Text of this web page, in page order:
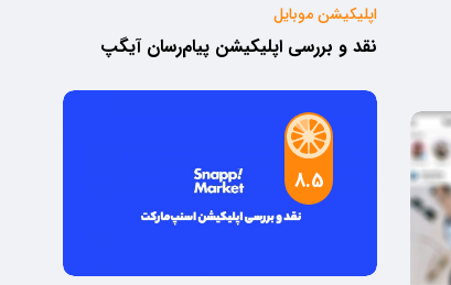
اپلیکیشن موبایل
نقد و بررسی اپلیکیشن پیام‌رسان آیگپ
8.5